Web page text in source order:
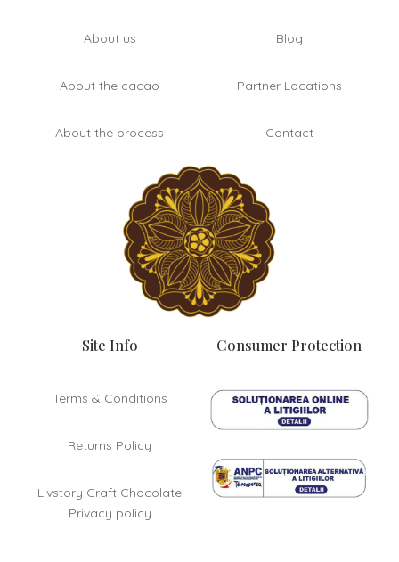
About us
About the cacao
About the process
Blog
Partner Locations
Contact
Site Info
Terms & Conditions
Returns Policy
Livstory Craft Chocolate
Privacy policy
Consumer Protection